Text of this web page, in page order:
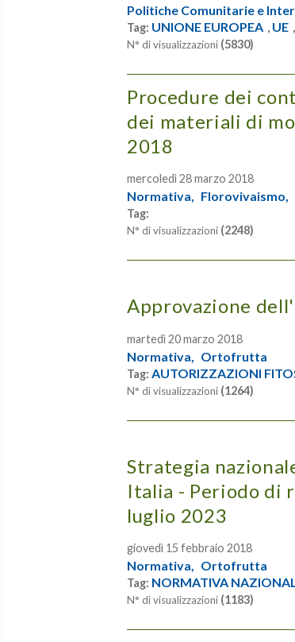
Politiche Comunitarie e
Tag: UNIONE EUROPEA , UE ,
N° di visualizzazioni (5830)
Procedure dei
dei materiali di
2018
mercoledì 28 marzo 2018
Normativa, Florovivaismo,
Tag:
N° di visualizzazioni (2248)
Approvazione
martedì 20 marzo 2018
Normativa, Ortofrutta
Tag: AUTORIZZAZIONI
N° di visualizzazioni (1264)
Strategia
Italia - Periodo di
luglio 2023
giovedì 15 febbraio 2018
Normativa, Ortofrutta
Tag: NORMATIVA
N° di visualizzazioni (1183)